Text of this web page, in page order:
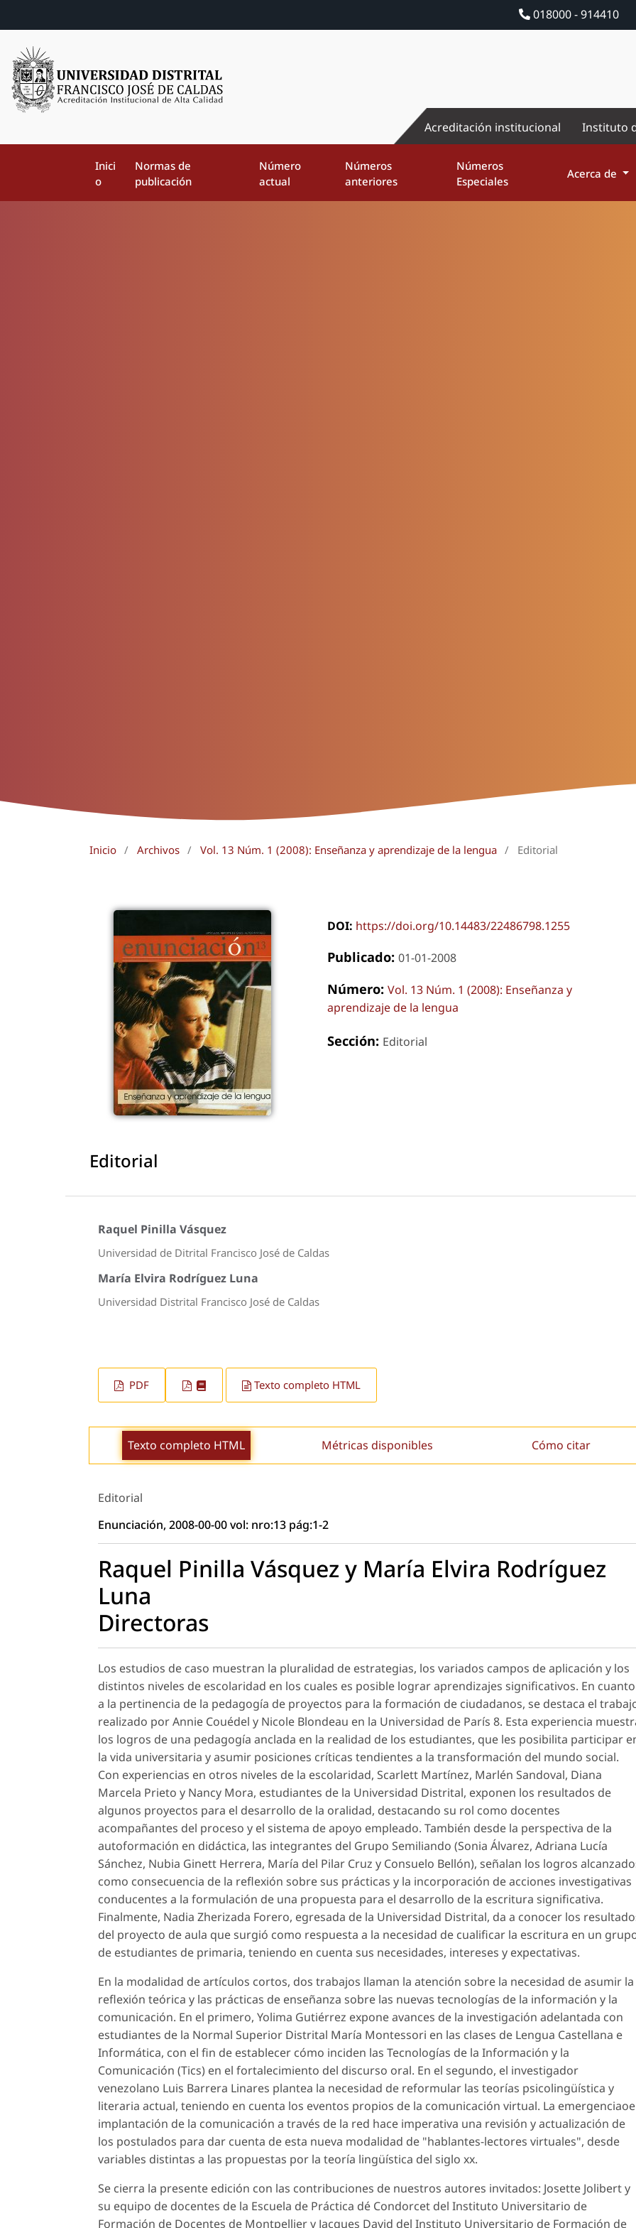
018000 - 914410
Acreditación institucional Instituto
Inici
o
Normas de
publicación
Número
actual
Números
anteriores
Números
Especiales
Acerca de
Inicio / Archivos / Vol. 13 Núm. 1 (2008): Enseñanza y aprendizaje de la lengua / Editorial
DOI: https://doi.org/10.14483/22486798.1255
Publicado: 01-01-2008
Número: Vol. 13 Núm. 1 (2008): Enseñanza y
aprendizaje de la lengua
Sección: Editorial
Editorial
Raquel Pinilla Vásquez
Universidad de Ditrital Francisco José de Caldas
María Elvira Rodríguez Luna
Universidad Distrital Francisco José de Caldas
PDF Texto completo HTML
Texto completo HTML Métricas disponibles Cómo citar
Editorial
Enunciación, 2008-00-00 vol: nro:13 pág:1-2
Raquel Pinilla Vásquez y María Elvira Rodríguez
Luna
Directoras
Los estudios de caso muestran la pluralidad de estrategias, los variados campos de aplicación y los
distintos niveles de escolaridad en los cuales es posible lograr aprendizajes significativos. En cuanto
a la pertinencia de la pedagogía de proyectos para la formación de ciudadanos, se destaca el
realizado por Annie Couédel y Nicole Blondeau en la Universidad de París 8. Esta experiencia
los logros de una pedagogía anclada en la realidad de los estudiantes, que les posibilita participar
la vida universitaria y asumir posiciones críticas tendientes a la transformación del mundo social.
Con experiencias en otros niveles de la escolaridad, Scarlett Martínez, Marlén Sandoval, Diana
Marcela Prieto y Nancy Mora, estudiantes de la Universidad Distrital, exponen los resultados de
algunos proyectos para el desarrollo de la oralidad, destacando su rol como docentes
acompañantes del proceso y el sistema de apoyo empleado. También desde la perspectiva de la
autoformación en didáctica, las integrantes del Grupo Semiliando (Sonia Álvarez, Adriana Lucía
Sánchez, Nubia Ginett Herrera, María del Pilar Cruz y Consuelo Bellón), señalan los logros
como consecuencia de la reflexión sobre sus prácticas y la incorporación de acciones investigativas
conducentes a la formulación de una propuesta para el desarrollo de la escritura significativa.
Finalmente, Nadia Zherizada Forero, egresada de la Universidad Distrital, da a conocer los
del proyecto de aula que surgió como respuesta a la necesidad de cualificar la escritura en un
de estudiantes de primaria, teniendo en cuenta sus necesidades, intereses y expectativas.
En la modalidad de artículos cortos, dos trabajos llaman la atención sobre la necesidad de asumir la
reflexión teórica y las prácticas de enseñanza sobre las nuevas tecnologías de la información y la
comunicación. En el primero, Yolima Gutiérrez expone avances de la investigación adelantada con
estudiantes de la Normal Superior Distrital María Montessori en las clases de Lengua Castellana e
Informática, con el fin de establecer cómo inciden las Tecnologías de la Información y la
Comunicación (Tics) en el fortalecimiento del discurso oral. En el segundo, el investigador
venezolano Luis Barrera Linares plantea la necesidad de reformular las teorías psicolingüística y
literaria actual, teniendo en cuenta los eventos propios de la comunicación virtual. La emergenciaoe
implantación de la comunicación a través de la red hace imperativa una revisión y actualización de
los postulados para dar cuenta de esta nueva modalidad de "hablantes-lectores virtuales", desde
variables distintas a las propuestas por la teoría lingüística del siglo xx.
Se cierra la presente edición con las contribuciones de nuestros autores invitados: Josette Jolibert y
su equipo de docentes de la Escuela de Práctica dé Condorcet del Instituto Universitario de
Formación de Docentes de Montpellier y Jacques David del Instituto Universitario de Formación de